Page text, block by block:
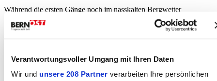
Verantwortungsvoller Umgang mit Ihren Daten
Wir und unsere 208 Partner verarbeiten Ihre persönlichen
Während die ersten Gänge noch im nasskalten Bergwetter
geschwungen wurden, tat sich der Himmel im Verlauf des Tages auf
und liess die Zuschauerinnen gegen Mittag doch noch Sonnenbrillen
Am Sonntag der Nachwuchs